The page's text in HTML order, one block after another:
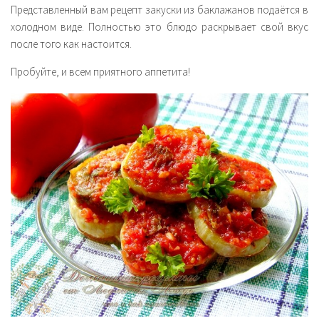
Представленный вам рецепт закуски из баклажанов подаётся в
холодном виде. Полностью это блюдо раскрывает свой вкус
после того как настоится.
Пробуйте, и всем приятного аппетита!